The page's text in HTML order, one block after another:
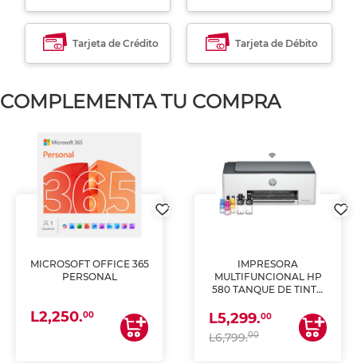
Tarjeta de Crédito Tarjeta de Débito
COMPLEMENTA TU COMPRA
MICROSOFT OFFICE 365
PERSONAL
L2,250.00
IMPRESORA
MULTIFUNCIONAL HP
580 TANQUE DE TINTA
ESCANEA)
L5,299.00
L6,799.00